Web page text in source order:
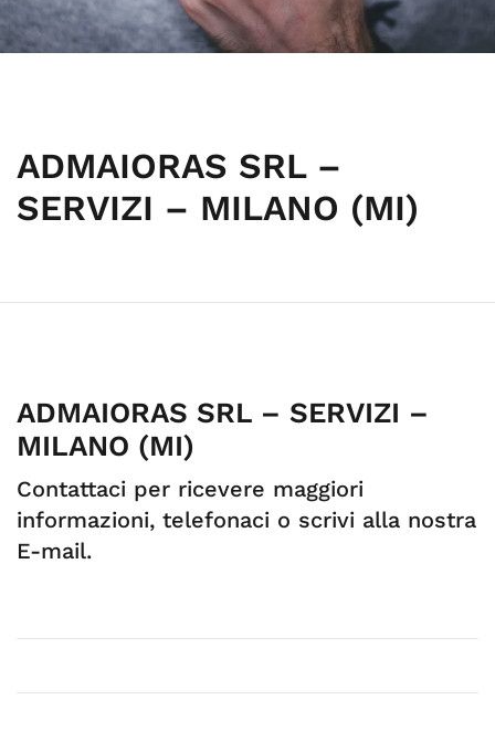
ADMAIORAS SRL –
SERVIZI – MILANO (MI)
ADMAIORAS SRL – SERVIZI –
MILANO (MI)
Contattaci per ricevere maggiori
informazioni, telefonaci o scrivi alla nostra
E-mail.